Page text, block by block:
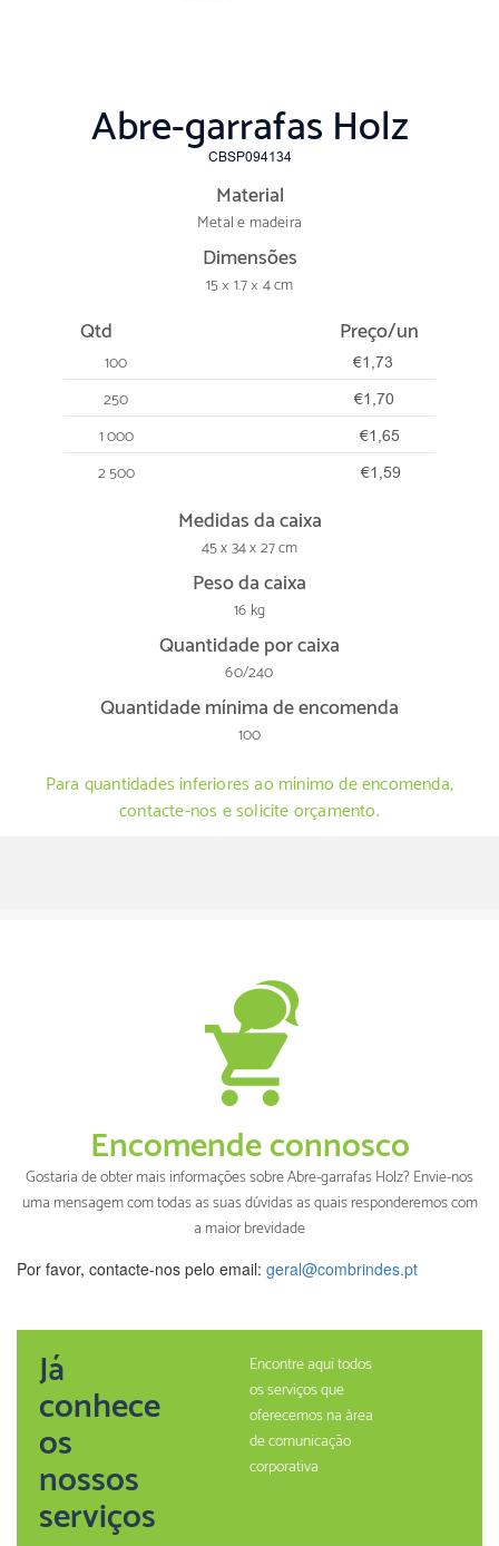
Abre-garrafas Holz
CBSP094134
Material
Metal e madeira
Dimensões
15 × 1.7 × 4 cm
Qtd Preço/un
100 €1,73
250 €1,70
1 000 €1,65
2 500 €1,59
Medidas da caixa
45 x 34 x 27 cm
Peso da caixa
16 kg
Quantidade por caixa
60/240
Quantidade mínima de encomenda
100
Para quantidades inferiores ao mínimo de encomenda,
contacte-nos e solicite orçamento.
Encomende connosco
Gostaria de obter mais informações sobre Abre-garrafas Holz? Envie-nos
uma mensagem com todas as suas dúvidas as quais responderemos com
a maior brevidade
Por favor, contacte-nos pelo email: geral@combrindes.pt
Já
conhece
os
nossos
serviços
Encontre aqui todos
os serviços que
oferecemos na àrea
de comunicação
corporativa